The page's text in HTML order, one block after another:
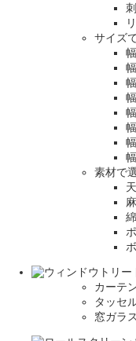
サイズ
素材で
カーテ
タッセ
窓ガラ